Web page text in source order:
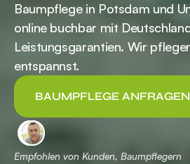
Baumpflege in Potsdam und
online buchbar mit
Leistungsgarantien. Wir
entspannst.
BAUMPFLEGE ANFRAGEN
Empfohlen von Kunden, Baumpflegern